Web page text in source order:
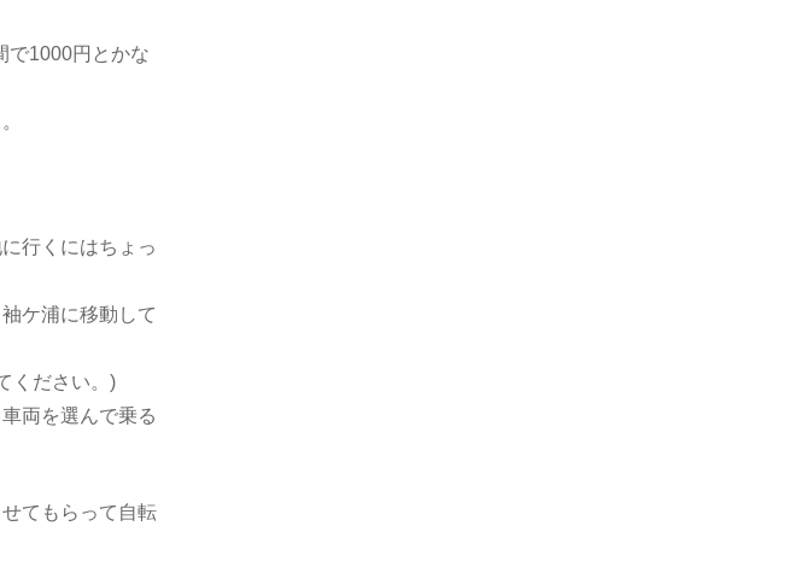
で1000円とかな
行くにはちょっ
ケ浦に移動して
ください。)
両を選んで乗る
てもらって自転